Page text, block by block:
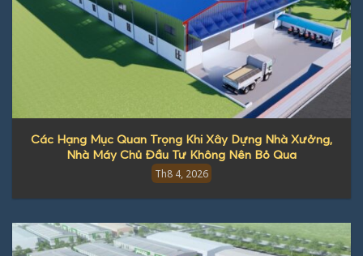
Các Hạng Mục Quan Trọng Khi Xây Dựng Nhà Xưởng,
Nhà Máy Chủ Đầu Tư Không Nên Bỏ Qua
Th8 4, 2026